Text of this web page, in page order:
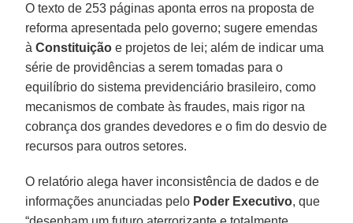
O texto de 253 páginas aponta erros na proposta de
reforma apresentada pelo governo; sugere emendas
àConstituição e projetos de lei; além de indicar uma
série de providências a serem tomadas para o
equilíbrio do sistema previdenciário brasileiro, como
mecanismos de combate às fraudes, mais rigor na
cobrança dos grandes devedores e o fim do desvio de
recursos para outros setores.
O relatório alega haver inconsistência de dados e de
informações anunciadas pelo Poder Executivo, que